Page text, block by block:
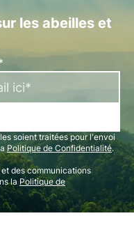
les abeilles et
soient traitées pour l'envoi
Politique de Confidentialité.
des communications
la Politique de